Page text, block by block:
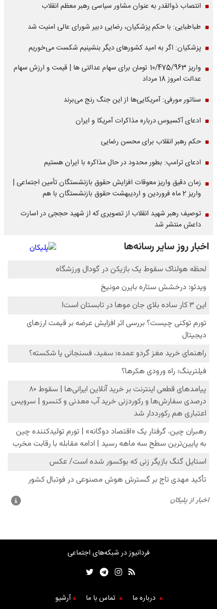
انتصاب ذوالقدر به عنوان مشاور سیاسی رهبر معظم انقلاب
طباطبایی: با حکم پزشکیان، رضایی دبیر شورای عالی امنیت شد
پزشکیان: اگر به امید کشورهای دیگر بنشینیم شکست می‌خوریم
واریز 10/475/963 تومان برای سهام عدالتی ها | قیمت و ارزش سهام
عدالت امروز 18 مرداد
سناتور مورفی: آمریکایی‌ها از این جنگ رنج می‌برند
ادعای آکسیوس درباره مذاکرات آمریکا و ایران
حکم رهبر انقلاب برای محسن رضایی
ادعای ترامپ: بطور محدود در حال مذاکره با ایران هستیم
زمان دقیق واریز معوقات افزایش حقوق بازنشستگان تأمین اجتماعی |
واریز 2 ماه فروردین و اردیبهشت حقوق بازنشستگان با هم
توصیف رهبر شهید انقلاب از تصویری که از شهید حججی در اسارت
داعش منتشر شد
فردانیوز در شبکه‌های اجتماعی
درباره ما تماس با ما آرشیو